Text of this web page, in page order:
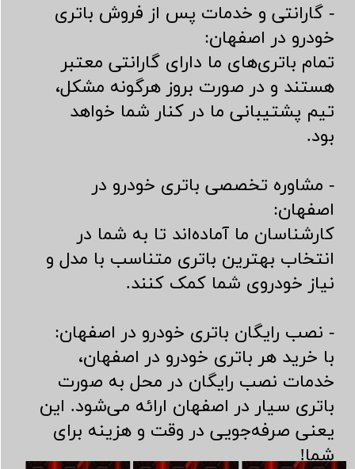
- گارانتی و خدمات پس از فروش باتری
خودرو در اصفهان:
تمام باتری‌های ما دارای گارانتی معتبر
هستند و در صورت بروز هرگونه مشکل،
تیم پشتیبانی ما در کنار شما خواهد
بود.
- مشاوره تخصصی باتری خودرو در
اصفهان:
کارشناسان ما آماده‌اند تا به شما در
انتخاب بهترین باتری متناسب با مدل و
نیاز خودروی شما کمک کنند.
- نصب رایگان باتری خودرو در اصفهان:
​​​​​​​با خرید هر باتری خودرو در اصفهان،
خدمات نصب رایگان در محل به صورت
باتری سیار در اصفهان ارائه می‌شود. این
یعنی صرفه‌جویی در وقت و هزینه برای
شما!​​​​​​​